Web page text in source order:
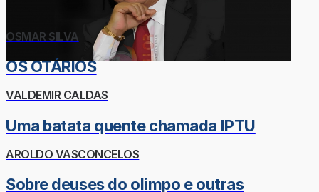
OSMAR SILVA
OS OTÁRIOS
VALDEMIR CALDAS
Uma batata quente chamada IPTU
AROLDO VASCONCELOS
Sobre deuses do olimpo e outras